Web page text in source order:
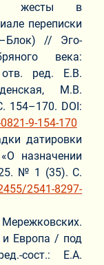
жесты в
переписки
// Эго-
века:
ред. Е.В.
М.В.
154–170. DOI:
9-154-170
датировки
назначении
№ 1 (35). С.
2541-8297-
и Европа / под
сост.: Е.А.